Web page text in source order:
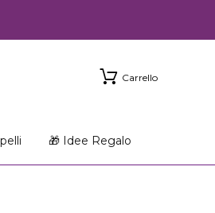
Carrello
🎁 Idee Regalo